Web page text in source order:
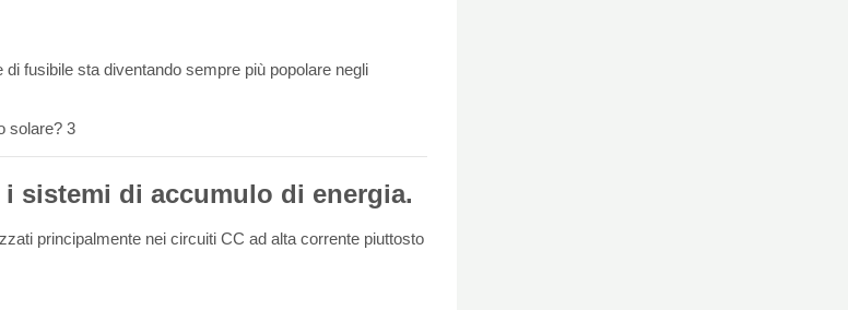
fusibile sta diventando sempre più popolare negli
sistemi di accumulo di energia.
principalmente nei circuiti CC ad alta corrente piuttosto